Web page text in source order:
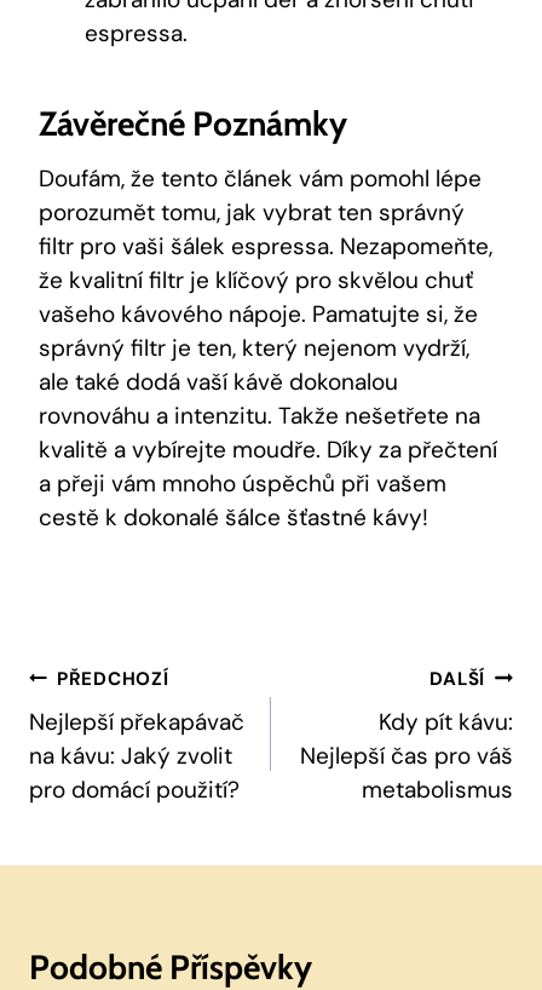
espressa.
Závěrečné Poznámky
Doufám, že tento článek vám ⁤pomohl lépe
porozumět​ tomu, jak vybrat ten správný
filtr pro vaši šálek espressa. ‍Nezapomeňte,
že kvalitní filtr je⁤ klíčový pro skvělou chuť⁢
vašeho kávového nápoje. Pamatujte si, že
správný ⁤filtr je ten, který nejenom⁢ vydrží,
‌ale také dodá ‍vaší kávě dokonalou
rovnováhu a‍ intenzitu. Takže nešetřete na
kvalitě a vybírejte moudře. Díky za přečtení
a ⁤přeji vám mnoho úspěchů‌ při ‍vašem⁢
cestě k dokonalé šálce šťastné⁤ kávy!
Navigace
Pro
Příspěvek
PŘEDCHOZÍ
Nejlepší překapávač
na kávu: Jaký zvolit
pro domácí použití?
DALŠÍ
Kdy pít kávu:
Nejlepší čas pro váš
metabolismus
Podobné Příspěvky